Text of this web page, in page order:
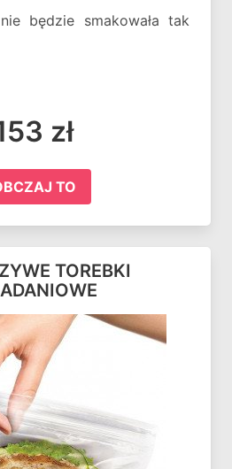
będzie smakowała tak
zł
TO
TOREBKI